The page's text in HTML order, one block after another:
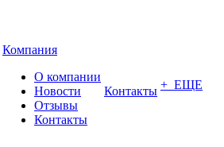
Компания
О компании
Новости
Отзывы
Контакты
Контакты + ЕЩЕ